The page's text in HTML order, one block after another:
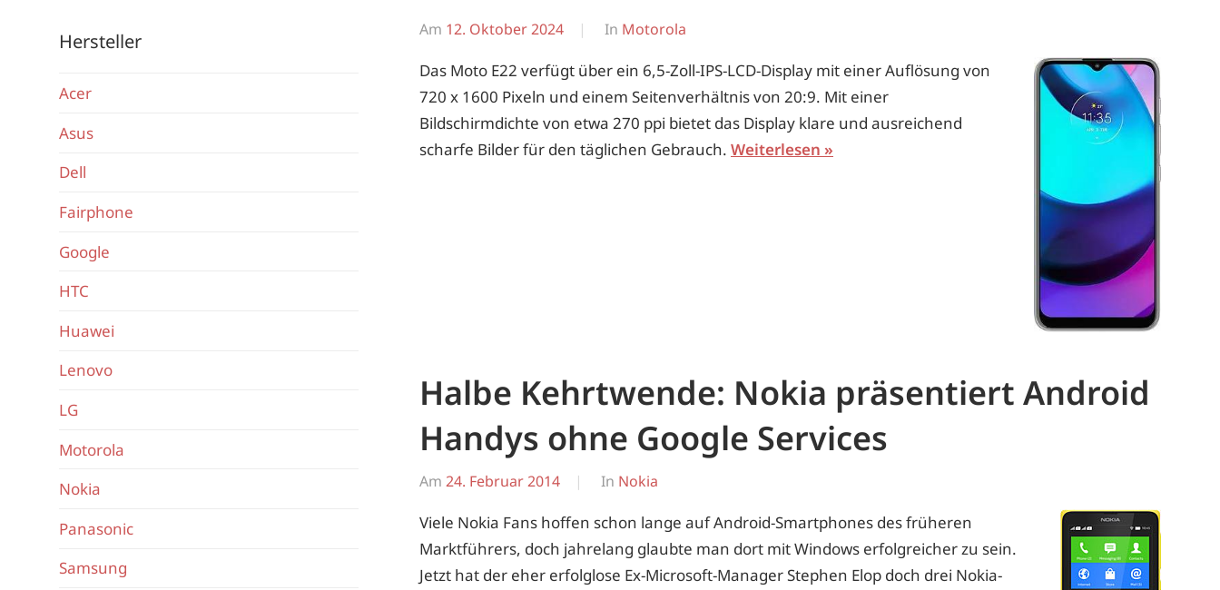
Am 12. Oktober 2024
Von
In Motorola
Das Moto E22 verfügt über ein 6,5-Zoll-IPS-LCD-Display mit einer Auflösung von
720 x 1600 Pixeln und einem Seitenverhältnis von 20:9. Mit einer
Bildschirmdichte von etwa 270 ppi bietet das Display klare und ausreichend
scharfe Bilder für den täglichen Gebrauch. Weiterlesen
Halbe Kehrtwende: Nokia präsentiert Android
Handys ohne Google Services
Am 24. Februar 2014
Von
In Nokia
Viele Nokia Fans hoffen schon lange auf Android-Smartphones des früheren
Marktführers, doch jahrelang glaubte man dort mit Windows erfolgreicher zu sein.
Jetzt hat der eher erfolglose Ex-Microsoft-Manager Stephen Elop doch drei Nokia-
Hersteller
Acer
Asus
Dell
Fairphone
Google
HTC
Huawei
Lenovo
LG
Motorola
Nokia
Panasonic
Samsung